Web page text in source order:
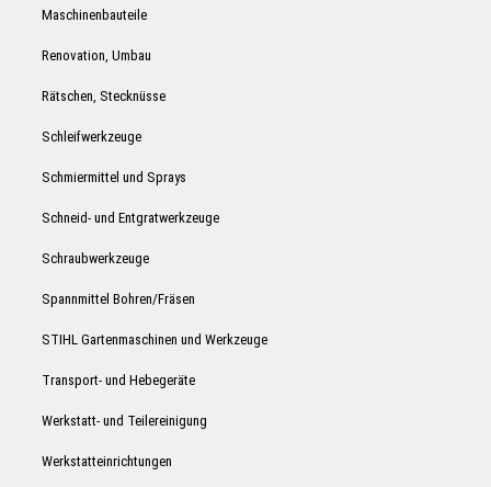
Maschinenbauteile
Renovation, Umbau
Rätschen, Stecknüsse
Schleifwerkzeuge
Schmiermittel und Sprays
Schneid- und Entgratwerkzeuge
Schraubwerkzeuge
Spannmittel Bohren/Fräsen
STIHL Gartenmaschinen und Werkzeuge
Transport- und Hebegeräte
Werkstatt- und Teilereinigung
Werkstatteinrichtungen